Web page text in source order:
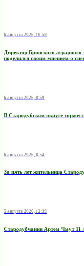
6 августа 2026, 10:58
Директор Брянского
поделился своим мнением о
6 августа 2026, 8:59
В Стародубском округе
6 августа 2026, 8:54
За пять лет жительница
5 августа 2026, 12:39
Стародубчанин Артем Чмут 11